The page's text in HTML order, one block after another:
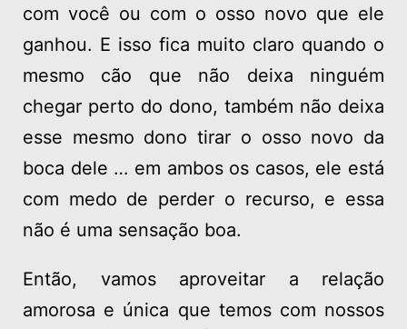
com você ou com o osso novo que ele
ganhou. E isso fica muito claro quando o
mesmo cão que não deixa ninguém
chegar perto do dono, também não deixa
esse mesmo dono tirar o osso novo da
boca dele … em ambos os casos, ele está
com medo de perder o recurso, e essa
não é uma sensação boa.
Então, vamos aproveitar a relação
amorosa e única que temos com nossos